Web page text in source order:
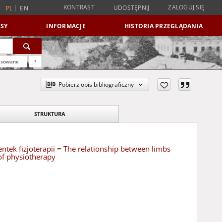
PL EN KONTRAST UDOSTĘPNIJ ZALOGUJ SIĘ
INFORMACJE HISTORIA PRZEGLĄDANIA
?
Pobierz opis bibliograficzny
STRUKTURA
fizjoterapii = The relationship between limbs
physiotherapy